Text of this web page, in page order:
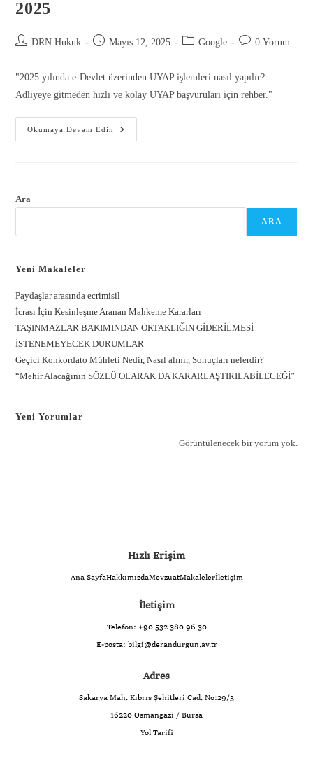
2025
DRN Hukuk Mayıs 12, 2025 Google 0 Yorum
"2025 yılında e-Devlet üzerinden UYAP işlemleri nasıl yapılır?
Adliyeye gitmeden hızlı ve kolay UYAP başvuruları için rehber."
Okumaya Devam Edin
Ara
ARA
Yeni Makaleler
Paydaşlar arasında ecrimisil
İcrası İçin Kesinleşme Aranan Mahkeme Kararları
TAŞINMAZLAR BAKIMINDAN ORTAKLIĞIN GİDERİLMESİ
İSTENEMEYECEK DURUMLAR
Geçici Konkordato Mühleti Nedir, Nasıl alınır, Sonuçları nelerdir?
“Mehir Alacağının SÖZLÜ OLARAK DA KARARLAŞTIRILABİLECEĞİ”
Yeni Yorumlar
Görüntülenecek bir yorum yok.
Hızlı Erişim
Ana SayfaHakkımızdaMevzuatMakalelerİletişim
İletişim
Telefon: +90 532 380 96 30
E-posta: bilgi@derandurgun.av.tr
Adres
Sakarya Mah. Kıbrıs Şehitleri Cad. No:29/3
16220 Osmangazi / Bursa
Yol Tarifi